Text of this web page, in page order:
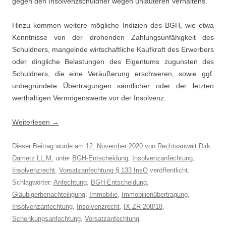
Hinzu kommen weitere mögliche Indizien des BGH, wie etwa
Kenntnisse von der drohenden Zahlungsunfähigkeit des
Schuldners, mangelnde wirtschaftliche Kaufkraft des Erwerbers
oder dingliche Belastungen des Eigentums zugunsten des
Schuldners, die eine Veräußerung erschweren, sowie ggf.
unbegründete Übertragungen sämtlicher oder der letzten
werthaltigen Vermögenswerte vor der Insolvenz.
Weiterlesen →
Dieser Beitrag wurde am 12. November 2020 von Rechtsanwalt Dirk
Dametz LL.M. unter BGH-Entscheidung, Insolvenzanfechtung,
Insolvenzrecht, Vorsatzanfechtung § 133 InsO veröffentlicht.
Schlagwörter: Anfechtung, BGH-Entscheidung,
Gläubigerbenachteiligung, Immobilie, Immobilienübertragung,
Insolvenzanfechtung, Insolvenzrecht, IX ZR 208/18,
Schenkungsanfechtung, Vorsatzanfechtung.